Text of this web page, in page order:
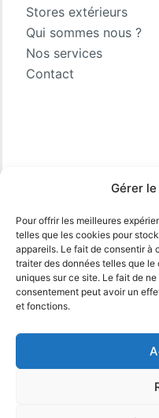
Gérer
Pour offrir les meilleures
telles que les cookies pour
appareils. Le fait de consentir à
traiter des données telles que
uniques sur ce site. Le fait de
consentement peut avoir un
et fonctions.
Stores extérieurs
Qui sommes nous ?
Nos services
Contact
© 2025 MBM Interiors.
Legales